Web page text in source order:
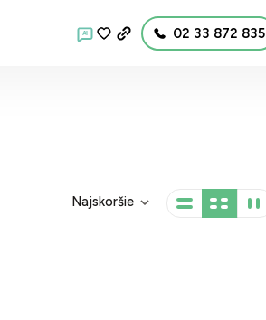
AI 02 33 872 835
Najskoršie